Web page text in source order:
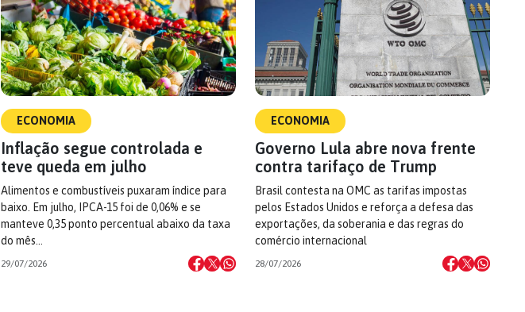
ECONOMIA
Inflação segue controlada e
teve queda em julho
Alimentos e combustíveis puxaram índice para
baixo. Em julho, IPCA-15 foi de 0,06% e se
manteve 0,35 ponto percentual abaixo da taxa
do mês…
29/07/2026
ECONOMIA
Governo Lula abre nova frente
contra tarifaço de Trump
Brasil contesta na OMC as tarifas impostas
pelos Estados Unidos e reforça a defesa das
exportações, da soberania e das regras do
comércio internacional
28/07/2026